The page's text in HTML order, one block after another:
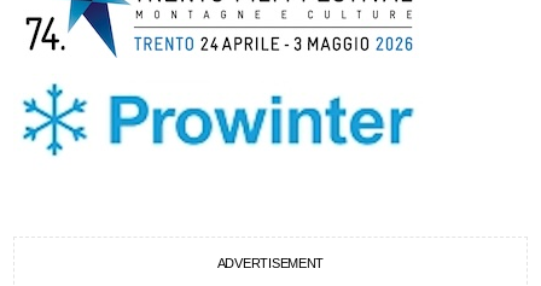
ADVERTISEMENT